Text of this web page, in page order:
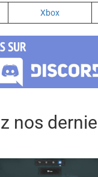
Xbox
nos